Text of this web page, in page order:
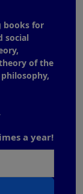
books for
social
of the
a year!